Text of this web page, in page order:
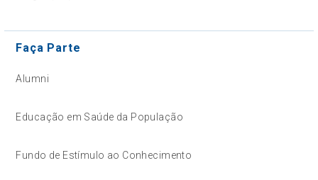
Faça Parte
Alumni
Educação em Saúde da População
Fundo de Estímulo ao Conhecimento